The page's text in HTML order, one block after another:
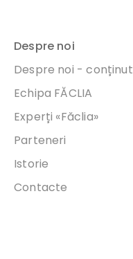
Despre noi
Despre noi - conținut
Echipa FĂCLIA
Experți «Făclia»
Parteneri
Istorie
Contacte